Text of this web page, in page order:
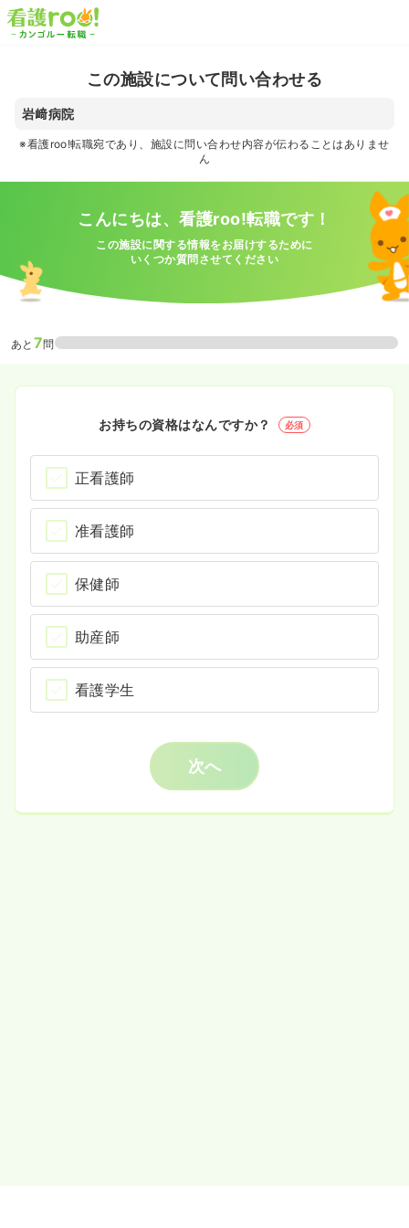
この施設について問い合わせる
岩﨑病院
※看護roo!転職宛であり、施設に問い合わせ内容が伝わることはありませ
ん
こんにちは、看護roo!転職です！
この施設に関する情報をお届けするために
いくつか質問させてください
あと 7問
お持ちの資格はなんですか？ 必須
正看護師
准看護師
保健師
助産師
看護学生
次へ